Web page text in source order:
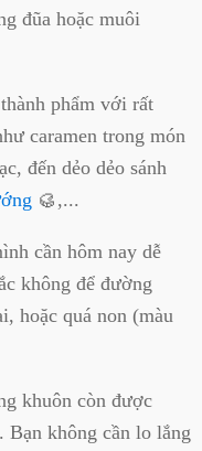
đũa hoặc muôi
phẩm với rất
caramen trong món
đến dẻo dẻo sánh
🥮,...
cần hôm nay dễ
không để đường
hoặc quá non (màu
khuôn còn được
Bạn không cần lo lắng